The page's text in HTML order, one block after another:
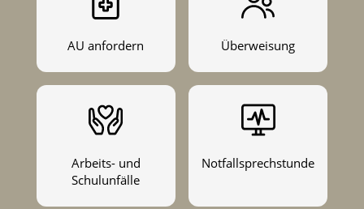
AU anfordern Überweisung
Arbeits- und
Schulunfälle
Notfallsprechstunde